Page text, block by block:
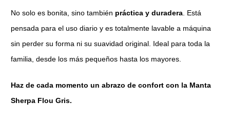
No solo es bonita, sino también práctica y duradera . Está
pensada para el uso diario y es totalmente lavable a máquina
sin perder su forma ni su suavidad original. Ideal para toda la
familia, desde los más pequeños hasta los mayores.
Haz de cada momento un abrazo de confort con la Manta
Sherpa Flou Gris.